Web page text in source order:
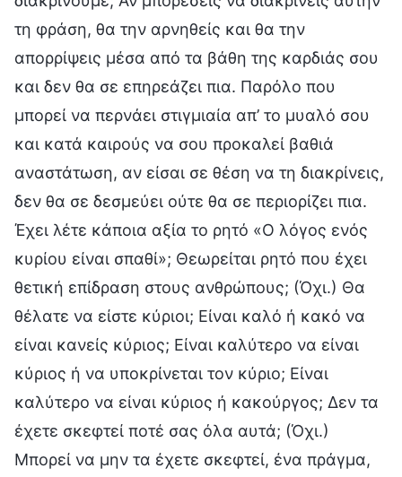
τη φράση, θα την αρνηθείς και θα την
απορρίψεις μέσα από τα βάθη της καρδιάς σου
και δεν θα σε επηρεάζει πια. Παρόλο που
μπορεί να περνάει στιγμιαία απ’ το μυαλό σου
και κατά καιρούς να σου προκαλεί βαθιά
αναστάτωση, αν είσαι σε θέση να τη διακρίνεις,
δεν θα σε δεσμεύει ούτε θα σε περιορίζει πια.
Έχει λέτε κάποια αξία το ρητό «Ο λόγος ενός
κυρίου είναι σπαθί»; Θεωρείται ρητό που έχει
θετική επίδραση στους ανθρώπους; (Όχι.) Θα
θέλατε να είστε κύριοι; Είναι καλό ή κακό να
είναι κανείς κύριος; Είναι καλύτερο να είναι
κύριος ή να υποκρίνεται τον κύριο; Είναι
καλύτερο να είναι κύριος ή κακούργος; Δεν τα
έχετε σκεφτεί ποτέ σας όλα αυτά; (Όχι.)
Μπορεί να μην τα έχετε σκεφτεί, ένα πράγμα,